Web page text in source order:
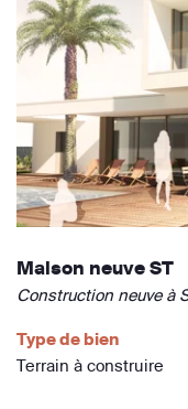
Maison neuve ST
Construction neuve à
Type de bien
Terrain à construire